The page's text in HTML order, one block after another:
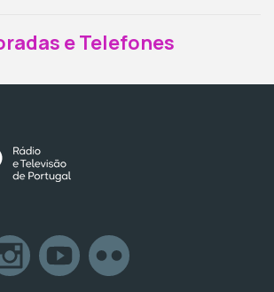
e Telefones